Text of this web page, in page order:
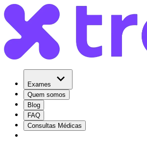
Exames
Quem somos
Blog
FAQ
Consultas Médicas